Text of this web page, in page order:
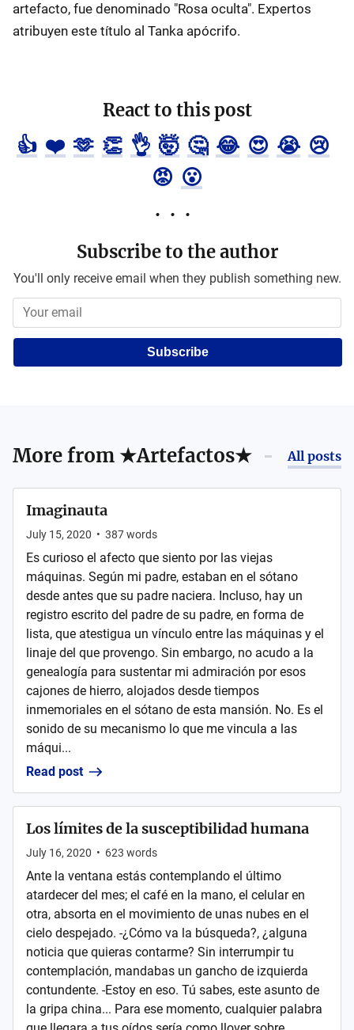
artefacto, fue denominado "Rosa oculta". Expertos
atribuyen este título al Tanka apócrifo.
React to this post
👍 ❤️ 🫶 👏 👌 🤯 🤔 😂 😍 😭 😢
😡 😮
Subscribe to the author
You'll only receive email when they publish something new.
Subscribe
More from ★Artefactos★ All posts
Imaginauta
July 15, 2020 • 387words
Es curioso el afecto que siento por las viejas
máquinas. Según mi padre, estaban en el sótano
desde antes que su padre naciera. Incluso, hay un
registro escrito del padre de su padre, en forma de
lista, que atestigua un vínculo entre las máquinas y el
linaje del que provengo. Sin embargo, no acudo a la
genealogía para sustentar mi admiración por esos
cajones de hierro, alojados desde tiempos
inmemoriales en el sótano de esta mansión. No. Es el
sonido de su mecanismo lo que me vincula a las
máqui...
Read post
Los límites de la susceptibilidad humana
July 16, 2020 • 623 words
Ante la ventana estás contemplando el último
atardecer del mes; el café en la mano, el celular en
otra, absorta en el movimiento de unas nubes en el
cielo despejado. -¿Cómo va la búsqueda?, ¿alguna
noticia que quieras contarme? Sin interrumpir tu
contemplación, mandabas un gancho de izquierda
contundente. -Estoy en eso. Tú sabes, este asunto de
la gripa china... Para ese momento, cualquier palabra